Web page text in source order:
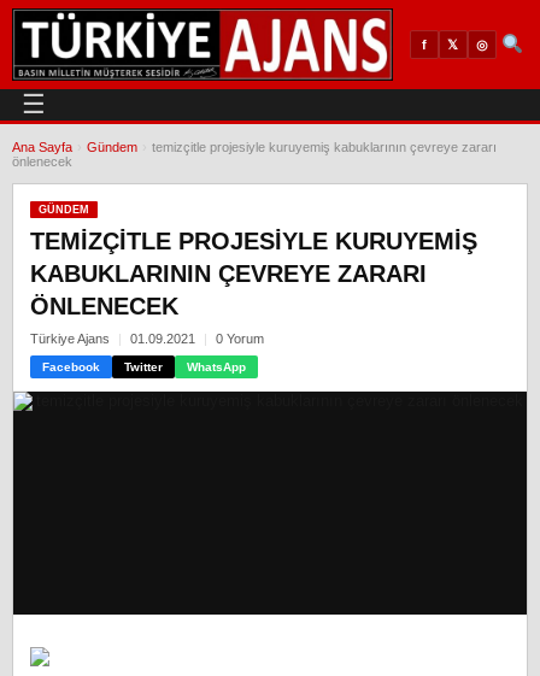
f 𝕏 ◎
☰
Ana Sayfa Gündem
temizçitle projesiyle kuruyemiş kabuklarının çevreye zararı
önlenecek
GÜNDEM
TEMIZÇITLE PROJESIYLE KURUYEMIŞ
KABUKLARININ ÇEVREYE ZARARI
ÖNLENECEK
Türkiye Ajans 01.09.2021 0 Yorum
Facebook Twitter WhatsApp